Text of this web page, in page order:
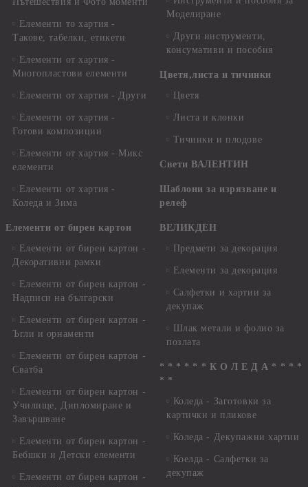
Елементи то хартия -
Такове, табелки, етикети
Елементи от хартия -
Многопластови елементи
Елементи от хартия - Други
Елементи от хартия -
Готови композиции
Елементи от хартия - Микс
елементи
Елементи от хартия -
Коледа и Зима
Елементи от бирен картон
Елементи от бирен картон -
Декоративни рамки
Елементи от бирен картон -
Надписи на български
Елементи от бирен картон -
Ъгли и орнаменти
Елементи от бирен картон -
Сватба
Елементи от бирен картон -
Училище, Дипломиране и
Завършване
Елементи от бирен картон -
Бебшки и Детски елементи
Елементи от бирен картон -
Моделиране
Други инструменти,
консумативи и пособия
Цветя,листа и тичинки
Цветя
Листа и клонки
Тичинки и плодове
Свети ВАЛЕНТИН
Шаблони за изрязване и
релеф
ВЕЛИКДЕН
Предмети за декорация
Елементи за декорация
Салфетки и хартии за
декупаж
Шлак метали и фолио за
позлата
* * * * * * К О Л Е Д А * * * *
* *
Коледа - Заготовки за
картички и пликове
Коледа - Декупажни хартии
Коелда - Салфетки за
декупаж